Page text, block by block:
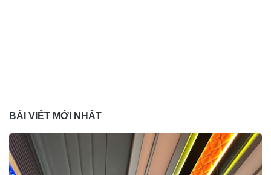
BÀI VIẾT MỚI NHẤT